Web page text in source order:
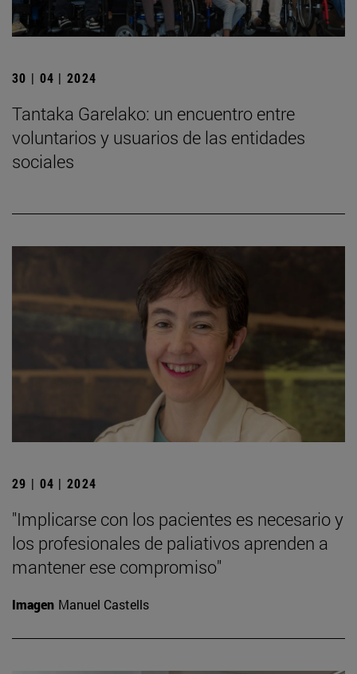
30 | 04 | 2024
Tantaka Garelako: un encuentro entre
voluntarios y usuarios de las entidades
sociales
29 | 04 | 2024
"Implicarse con los pacientes es necesario y
los profesionales de paliativos aprenden a
mantener ese compromiso"
Imagen Manuel Castells